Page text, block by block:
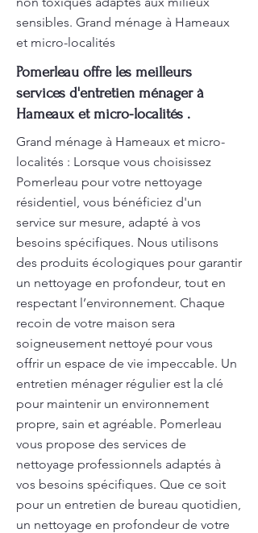
sensibles. Grand ménage à Hameaux
et micro-localités
Pomerleau offre les meilleurs
services d'entretien ménager à
Hameaux et micro-localités .
Grand ménage à Hameaux et micro-
localités : Lorsque vous choisissez
Pomerleau pour votre nettoyage
résidentiel, vous bénéficiez d'un
service sur mesure, adapté à vos
besoins spécifiques. Nous utilisons
des produits écologiques pour garantir
un nettoyage en profondeur, tout en
respectant l’environnement. Chaque
recoin de votre maison sera
soigneusement nettoyé pour vous
offrir un espace de vie impeccable. Un
entretien ménager régulier est la clé
pour maintenir un environnement
propre, sain et agréable. Pomerleau
vous propose des services de
nettoyage professionnels adaptés à
vos besoins spécifiques. Que ce soit
pour un entretien de bureau quotidien,
un nettoyage en profondeur de votre